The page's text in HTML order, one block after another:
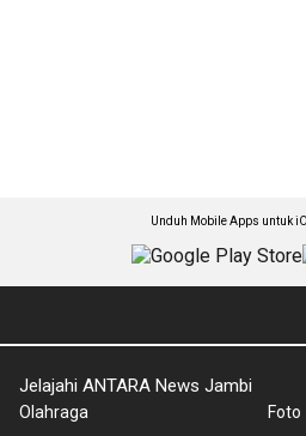
Unduh Mobile Apps untuk
Jelajahi ANTARA News Jambi
Olahraga
Foto